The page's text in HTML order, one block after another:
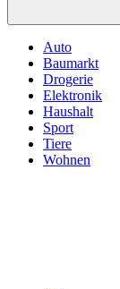
Auto
Baumarkt
Drogerie
Elektronik
Haushalt
Sport
Tiere
Wohnen